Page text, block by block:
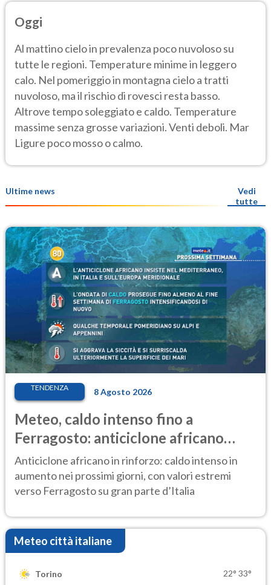
Oggi
Al mattino cielo in prevalenza poco nuvoloso su
tutte le regioni. Temperature minime in leggero
calo. Nel pomeriggio in montagna cielo a tratti
nuvoloso, ma il rischio di rovesci resta basso.
Altrove tempo soleggiato e caldo. Temperature
massime senza grosse variazioni. Venti deboli. Mar
Ligure poco mosso o calmo.
Ultime news
Vedi
tutte
TENDENZA 8 Agosto 2026
Meteo, caldo intenso fino a
Ferragosto: anticiclone africano
ancora protagonista
Anticiclone africano in rinforzo: caldo intenso in
aumento nei prossimi giorni, con valori estremi
verso Ferragosto su gran parte d’Italia
Meteo città italiane
Torino 22° 33°